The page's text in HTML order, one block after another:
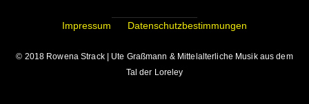
Impressum Datenschutzbestimmungen
© 2018 Rowena Strack | Ute Graßmann & Mittelalterliche Musik aus dem
Tal der Loreley